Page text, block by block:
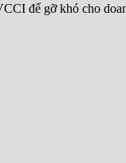
để gỡ khó cho